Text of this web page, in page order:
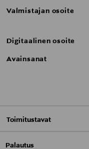
Valmistajan osoite
Digitaalinen osoite
Avainsanat
Toimitustavat
Palautus